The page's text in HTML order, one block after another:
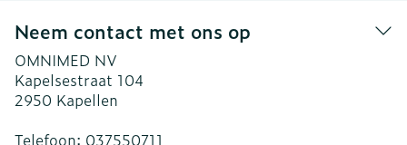
Neem contact met ons op
OMNIMED NV
Kapelsestraat 104
2950 Kapellen
Telefoon: 037550711